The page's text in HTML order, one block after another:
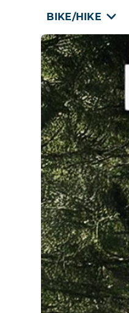
BIKE/HIKE